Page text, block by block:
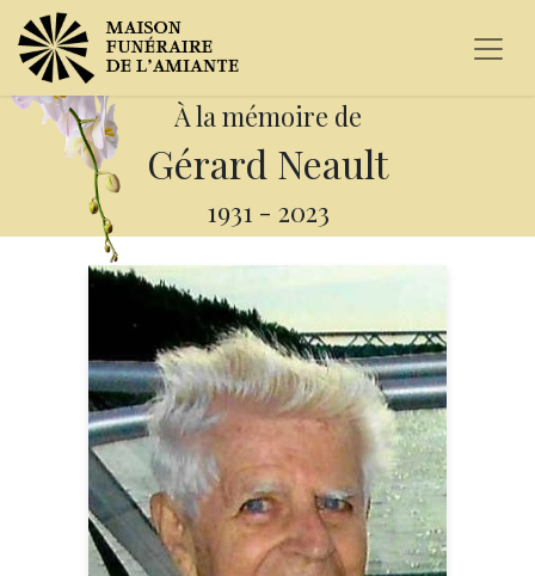
À la mémoire de
Gérard Neault
1931 - 2023